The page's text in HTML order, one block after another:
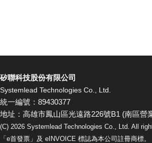
矽聯科技股份有限公司
Systemlead Technologies Co., Ltd.
統一編號：89430377
地址：高雄市鳳山區光遠路226號B1 (南區營
(C) 2026 Systemlead Technologies Co., Ltd. All
「e首發票」及 eINVOICE 標誌為本公司註冊商標。